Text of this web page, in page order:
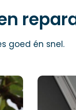
goed én snel.